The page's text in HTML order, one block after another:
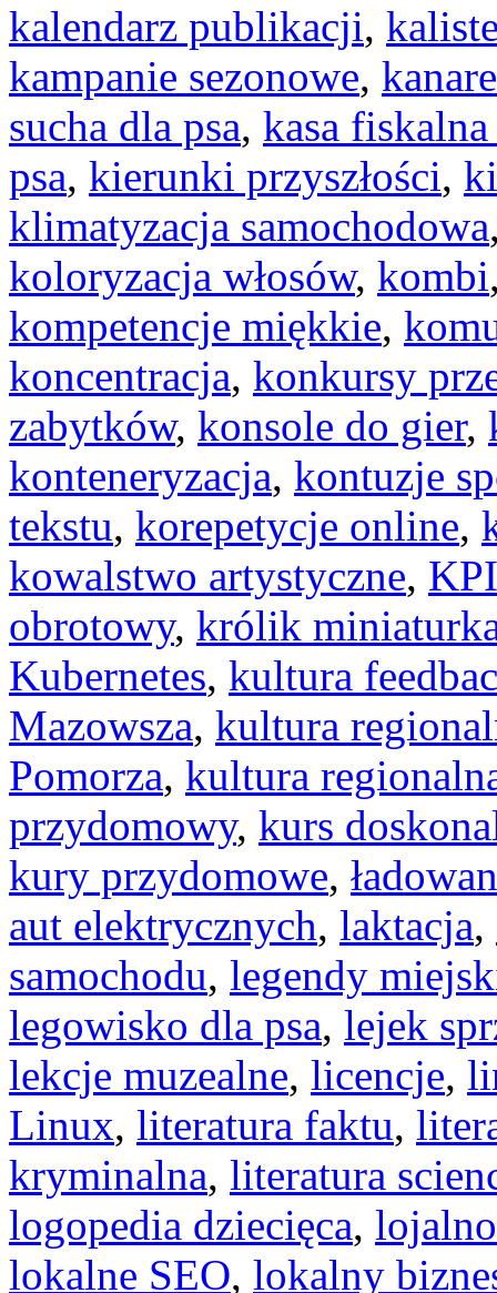
kalendarz publikacji,
kampanie sezonowe,
sucha dla psa, kasa
psa, kierunki przyszłości,
klimatyzacja samochodowa
koloryzacja włosów, kombi
kompetencje miękkie,
koncentracja, konkursy
zabytków, konsole do gier,
konteneryzacja, kontuzje
tekstu, korepetycje online,
kowalstwo artystyczne, KPI
obrotowy, królik
Kubernetes, kultura
Mazowsza, kultura
Pomorza, kultura
przydomowy, kurs
kury przydomowe,
aut elektrycznych, laktacja,
samochodu, legendy
legowisko dla psa, lejek
lekcje muzealne, licencje,
Linux, literatura faktu,
kryminalna, literatura
logopedia dziecięca,
lokalne SEO, lokalny